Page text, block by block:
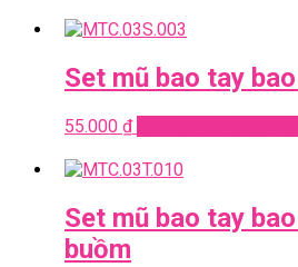
Set mũ bao tay
55.000 ₫
Set mũ bao tay
buồm